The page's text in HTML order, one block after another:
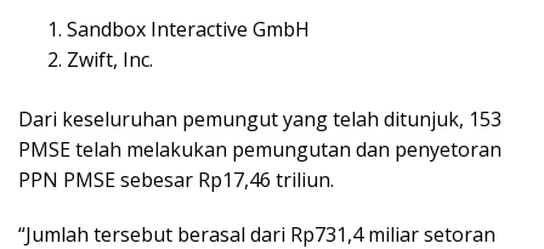
Sandbox Interactive GmbH
Zwift, Inc.
Dari keseluruhan pemungut yang telah ditunjuk, 153
PMSE telah melakukan pemungutan dan penyetoran
PPN PMSE sebesar Rp17,46 triliun.
“Jumlah tersebut berasal dari Rp731,4 miliar setoran